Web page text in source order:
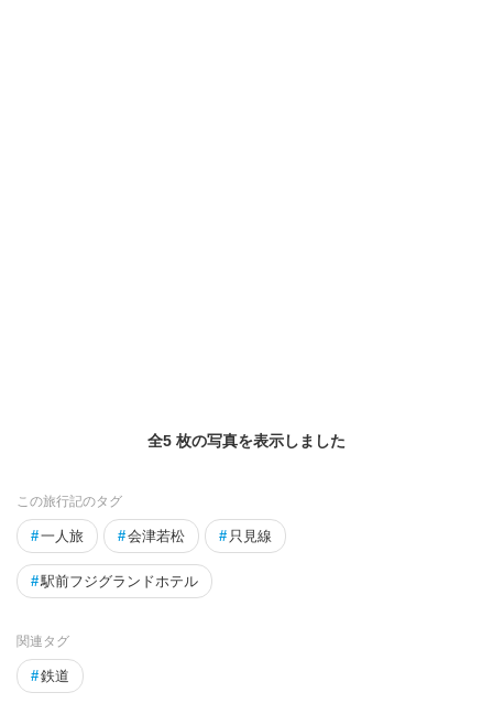
全5 枚の写真を表示しました
この旅行記のタグ
#一人旅 #会津若松 # 只見線
#駅前フジグランドホテル
関連タグ
#鉄道